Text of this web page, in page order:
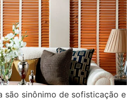
são sinônimo de sofisticação e